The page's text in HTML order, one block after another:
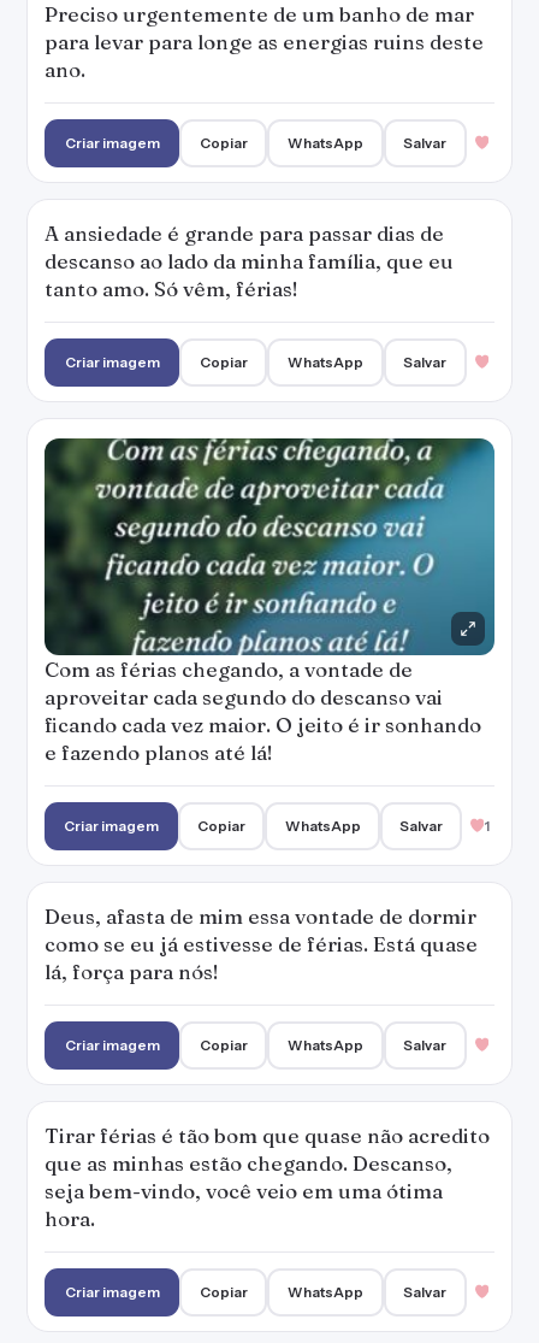
Preciso urgentemente de um banho de mar
para levar para longe as energias ruins deste
ano.
Criar imagem Copiar WhatsApp Salvar
A ansiedade é grande para passar dias de
descanso ao lado da minha família, que eu
tanto amo. Só vêm, férias!
Criar imagem Copiar WhatsApp Salvar
Com as férias chegando, a vontade de
aproveitar cada segundo do descanso vai
ficando cada vez maior. O jeito é ir sonhando
e fazendo planos até lá!
Criar imagem Copiar WhatsApp Salvar 1
Deus, afasta de mim essa vontade de dormir
como se eu já estivesse de férias. Está quase
lá, força para nós!
Criar imagem Copiar WhatsApp Salvar
Tirar férias é tão bom que quase não acredito
que as minhas estão chegando. Descanso,
seja bem-vindo, você veio em uma ótima
hora.
Criar imagem Copiar WhatsApp Salvar